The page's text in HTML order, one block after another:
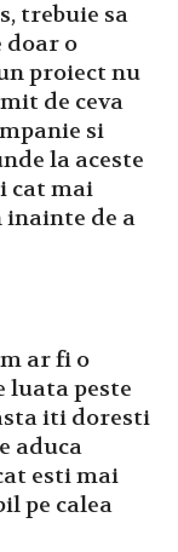
trebuie sa
doar o
proiect nu
de ceva
si
la aceste
cat mai
inainte de a
ar fi o
luata peste
iti doresti
aduca
esti mai
pe calea